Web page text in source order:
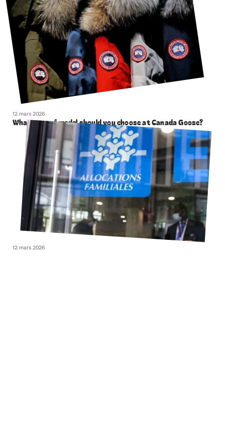
12 mars 2026
What type of model should you choose at Canada Goose?
12 mars 2026